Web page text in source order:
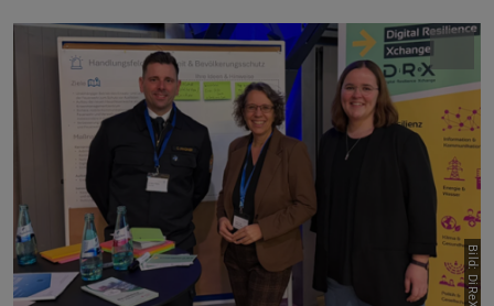
Bild: DiReX